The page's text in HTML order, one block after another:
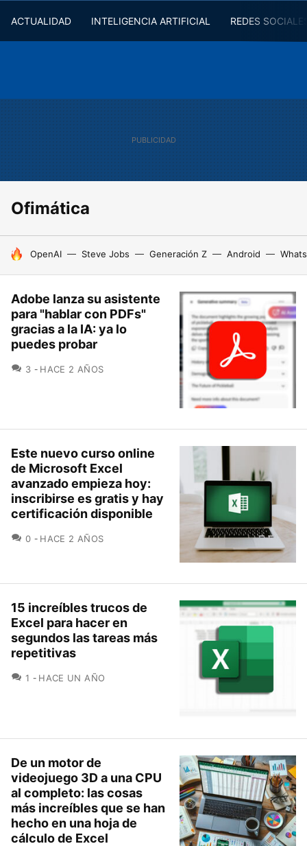
ACTUALIDAD INTELIGENCIA ARTIFICIAL REDES
Ofimática
HOY SE HABLA DE
OpenAI Steve Jobs Generación Z Android
Adobe lanza su asistente
para "hablar con PDFs"
gracias a la IA: ya lo
puedes probar
3 COMENTARIOS
HACE 2 AÑOS
Este nuevo curso online
de Microsoft Excel
avanzado empieza hoy:
inscribirse es gratis y hay
certificación disponible
0 COMENTARIOS
HACE 2 AÑOS
15 increíbles trucos de
Excel para hacer en
segundos las tareas más
repetitivas
1 COMENTARIOS
HACE UN AÑO
De un motor de
videojuego 3D a una CPU
al completo: las cosas
más increíbles que se han
hecho en una hoja de
cálculo de Excel